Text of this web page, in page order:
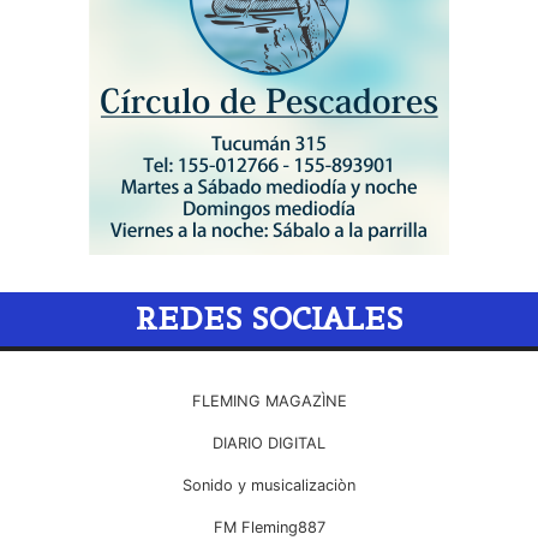
REDES SOCIALES
FLEMING MAGAZÌNE
DIARIO DIGITAL
Sonido y musicalizaciòn
FM Fleming887